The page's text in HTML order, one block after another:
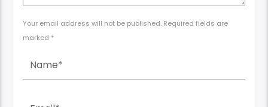
Your email address will not be published. Required fields are
marked *